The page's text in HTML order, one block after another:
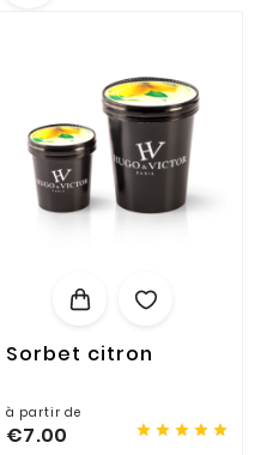
Sorbet citron
à partir de
€7.00     